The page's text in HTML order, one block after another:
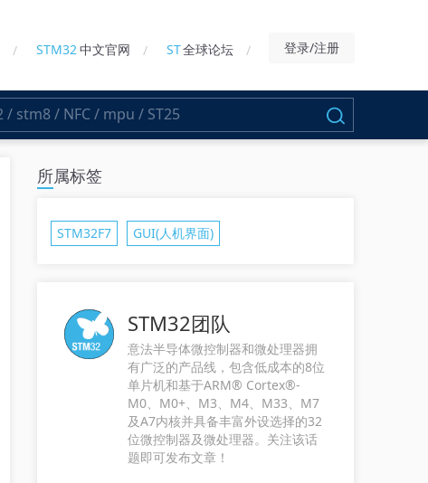
STM32中文官网 ST全球论坛 登录/注册
所属标签
STM32F7 GUI(人机界面)
STM32团队
意法半导体微控制器和微处理器拥
有广泛的产品线，包含低成本的8位
单片机和基于ARM® Cortex®-
M0、M0+、M3、M4、M33、M7
及A7内核并具备丰富外设选择的32
位微控制器及微处理器。关注该话
题即可发布文章！